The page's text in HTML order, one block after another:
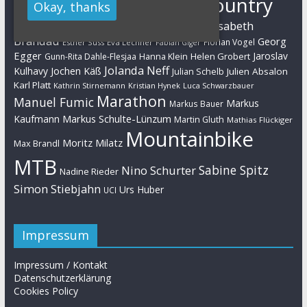
Ben Zwiehoff Christian Pfäffle
Elisabeth
Brandau Esther Süss Eva Lechner Fabian Giger Florian Vogel Georg
Egger Gunn-Rita Dahle-Flesjaa Hanna Klein Helen Grobert Jaroslav
Kulhavy Jochen Käß Jolanda Neff Julian Schelb Julien Absalon
Karl Platt Kathrin Stirnemann Kristian Hynek Luca Schwarzbauer
Manuel Fumic Marathon Markus Bauer Markus
Kaufmann Markus Schulte-Lünzum Martin Gluth Mathias Flückiger
Max Brandl Moritz Milatz Mountainbike
MTB Nadine Rieder Nino SchurterSabine Spitz
Simon Stiebjahn UCI Urs Huber
Impressum
Impressum / Kontakt
Datenschutzerklärung
Cookies Policy
Okay, thanks